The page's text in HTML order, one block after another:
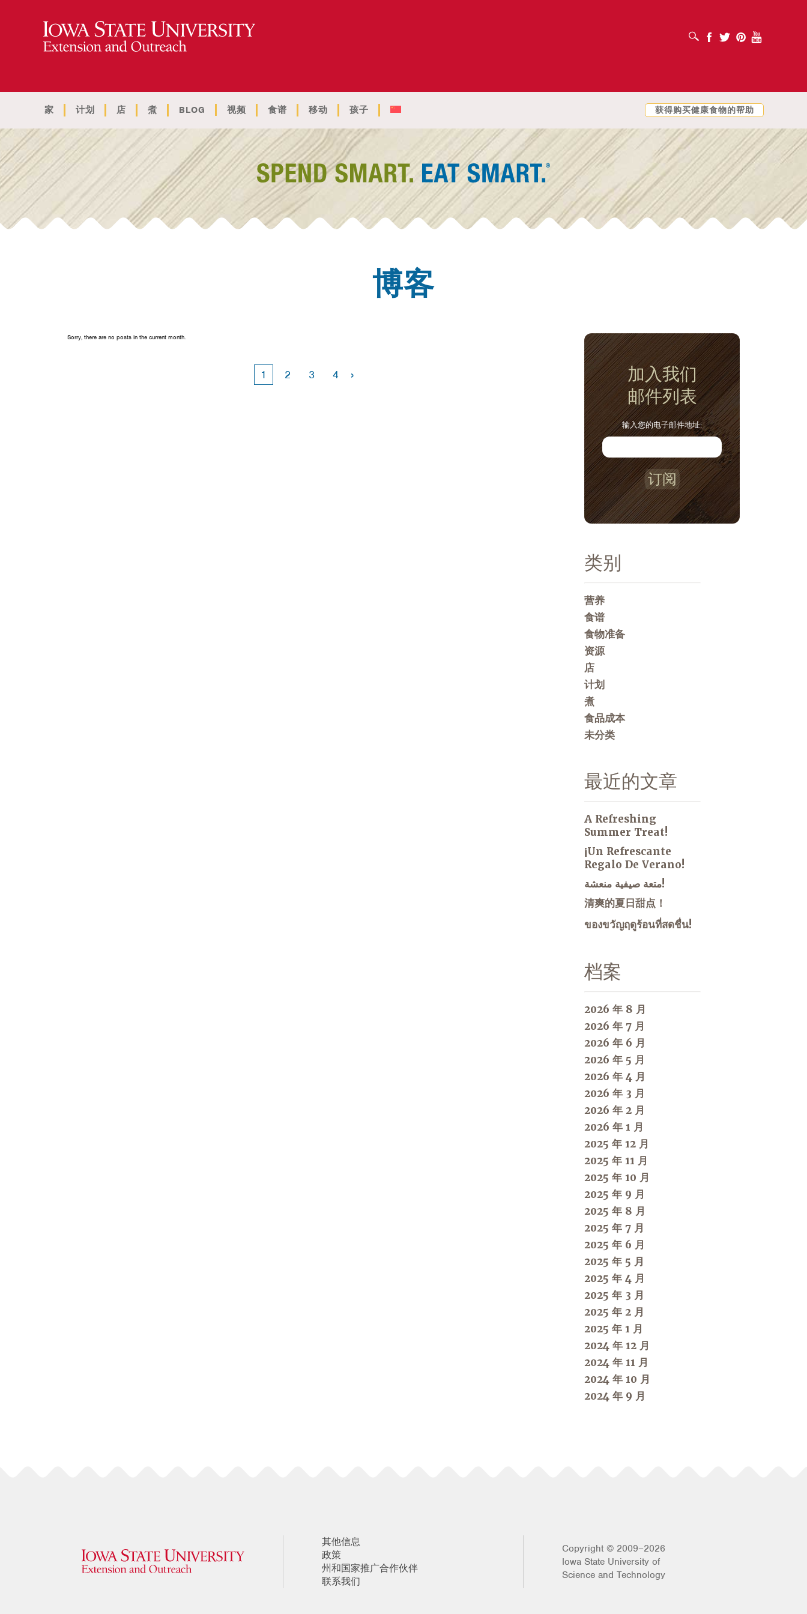
打开搜索框 Facebook
Twitter PinterestYoutube
家 计划 店 煮 BLOG 视频 食谱 移动 孩子 获得购买健康食物的帮助
博客
Sorry, there are no posts in the current month.
1 2 3 4 ›
加入我们
邮件列表
输入您的电子邮件地址:
订阅
类别
营养
食谱
食物准备
资源
店
计划
煮
食品成本
未分类
最近的文章
A Refreshing
Summer Treat!
¡Un Refrescante
Regalo De Verano!
متعة صيفية منعشة!
清爽的夏日甜点！
ของขวัญฤดูร้อนที่สดชื่น!
档案
2026 年 8 月
2026 年 7 月
2026 年 6 月
2026 年 5 月
2026 年 4 月
2026 年 3 月
2026 年 2 月
2026 年 1 月
2025 年 12 月
2025 年 11 月
2025 年 10 月
2025 年 9 月
2025 年 8 月
2025 年 7 月
2025 年 6 月
2025 年 5 月
2025 年 4 月
2025 年 3 月
2025 年 2 月
2025 年 1 月
2024 年 12 月
2024 年 11 月
2024 年 10 月
2024 年 9 月
其他信息
政策
州和国家推广合作伙伴
联系我们
Copyright © 2009–2026
Iowa State University of
Science and Technology